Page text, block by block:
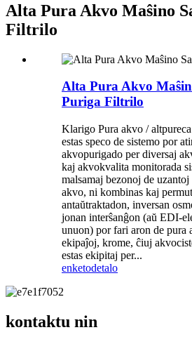
Alta Pura Akvo Maŝino
Filtrilo
Alta Pura Akvo
Puriga Filtrilo
Klarigo Pura akvo /
estas speco de sistemo por
akvopurigado per diversaj
kaj akvokvalita monitorada
malsamaj bezonoj de
akvo, ni kombinas kaj
antaŭtraktadon, inversan
jonan interŝanĝon (aŭ EDI-
unuon) por fari aron de pura
ekipaĵoj, krome, ĉiuj
estas ekipitaj per...
enketodetalo
kontaktu nin